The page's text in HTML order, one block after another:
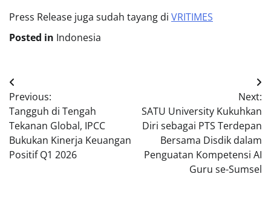
Press Release juga sudah tayang di VRITIMES
Posted in Indonesia
Post
navigation
Previous:
Tangguh di Tengah
Tekanan Global, IPCC
Bukukan Kinerja Keuangan
Positif Q1 2026
Next:
SATU University Kukuhkan
Diri sebagai PTS Terdepan
Bersama Disdik dalam
Penguatan Kompetensi AI
Guru se-Sumsel